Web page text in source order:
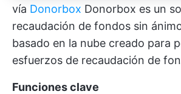
vía Donorbox Donorbox es un
recaudación de fondos sin
basado en la nube creado para
esfuerzos de recaudación de
Funciones clave